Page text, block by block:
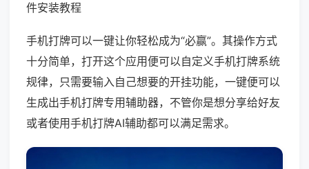
件安装教程
手机打牌可以一键让你轻松成为“必赢”。其操作方式
十分简单，打开这个应用便可以自定义手机打牌系统
规律，只需要输入自己想要的开挂功能，一键便可以
生成出手机打牌专用辅助器，不管你是想分享给好友
或者使用手机打牌AI辅助都可以满足需求。